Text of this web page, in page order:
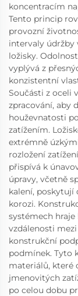
koncentracím
Tento princip
provozní
intervaly údržby
ložisky.
vyplývá z
konzistentní
Součásti z oceli
zpracování, aby
houževnatosti
zatížením.
extrémně
rozložení
přispívá k
úpravy, včetně
kalení, poskytují
korozi.
systémech
vzdálenosti
konstrukční
podmínek. Tyto
materiálů, které
jmenovitých
po celou dobu